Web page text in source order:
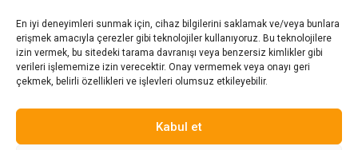
En iyi deneyimleri sunmak için, cihaz bilgilerini saklamak ve/veya bunlara
erişmek amacıyla çerezler gibi teknolojiler kullanıyoruz. Bu teknolojilere
izin vermek, bu sitedeki tarama davranışı veya benzersiz kimlikler gibi
verileri işlememize izin verecektir. Onay vermemek veya onayı geri
çekmek, belirli özellikleri ve işlevleri olumsuz etkileyebilir.
Kabul et